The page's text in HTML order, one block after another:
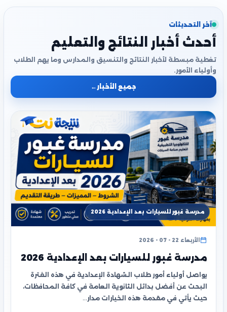
آخر التحديثات
أحدث أخبار النتائج والتعليم
تغطية مبسطة لأخبار النتائج والتنسيق والمدارس وما يهم الطلاب
وأولياء الأمور.
جميع الأخبار ←
مدرسة غبور للسيارات بعد الإعدادية 2026
الأربعاء 22 - 07 - 2026
مدرسة غبور للسيارات بعد الإعدادية 2026
يواصل أولياء أمور طلاب الشهادة الإعدادية في هذه الفترة
البحث عن أفضل بدائل الثانوية العامة في كافة المحافظات،
حيث يأتي في مقدمة هذه الخيارات مدار…